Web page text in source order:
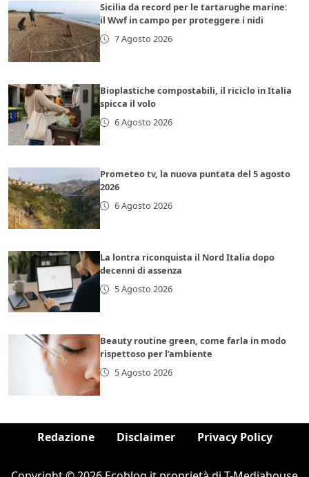
Sicilia da record per le tartarughe marine:
il Wwf in campo per proteggere i nidi
7 Agosto 2026
Bioplastiche compostabili, il riciclo in Italia
spicca il volo
6 Agosto 2026
Prometeo tv, la nuova puntata del 5 agosto
2026
6 Agosto 2026
La lontra riconquista il Nord Italia dopo
decenni di assenza
5 Agosto 2026
Beauty routine green, come farla in modo
rispettoso per l’ambiente
5 Agosto 2026
Redazione Disclaimer Privacy Policy